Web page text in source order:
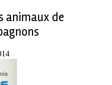
animaux de